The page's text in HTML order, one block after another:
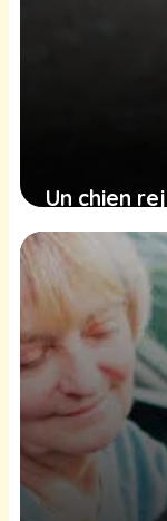
Un chien
dans une
9 février 2025